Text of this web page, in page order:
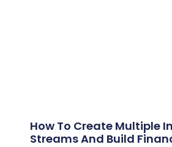
How To Create Multiple
Streams And Build